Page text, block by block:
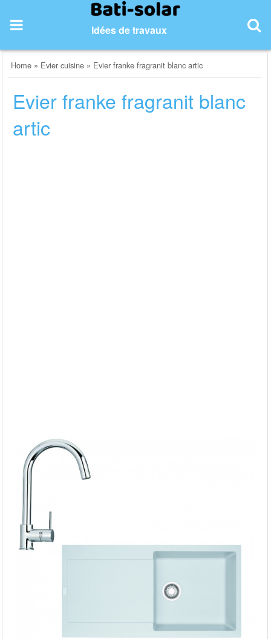
content
Idées de travaux
Home » Evier cuisine » Evier franke fragranit blanc artic
Evier franke fragranit blanc
artic